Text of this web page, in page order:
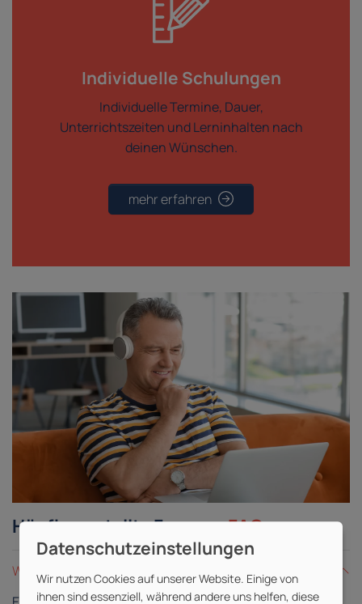
Individuelle Schulungen
Individuelle Termine, Dauer,
Unterrichtszeiten und Lerninhalten nach
deinen Wünschen.
mehr erfahren
Häufig gestellte Fragen -FAQ
Was ist eine Live-Online-Schulung?
Wir nutzen Cookies auf unserer Website. Einige von
ihnen sind essenziell, während andere uns helfen, diese